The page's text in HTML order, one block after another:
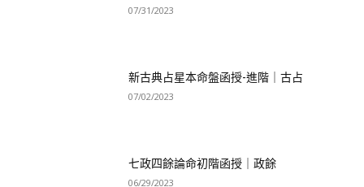
07/31/2023
新古典占星本命盤函授-進階｜古占
07/02/2023
七政四餘論命初階函授｜政餘
06/29/2023